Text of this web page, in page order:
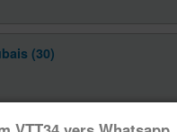
(30)